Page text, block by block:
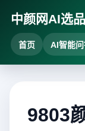
中颜网AI选
首页 AI智能
9803